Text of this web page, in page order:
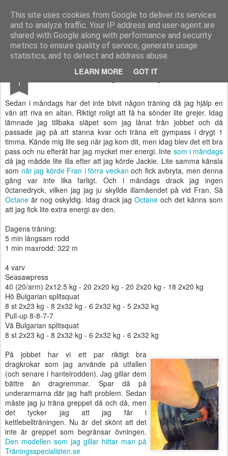
This site uses cookies from Google to deliver its services
and to analyze traffic. Your IP address and user-agent are
shared with Google along with performance and security
metrics to ensure quality of service, generate usage
statistics, and to detect and address abuse.
LEARN MORE GOT IT
Functional Fitness by Mattias - Träningsinspiration & träningsfilmer
Pages
1 Äntligen träning
Sedan i måndags har det inte blivit någon träning då jag hjälp en
vän att riva en altan. Riktigt roligt att få ha sönder lite grejer. Idag
lämnade jag tillbaka släpet som jag lånat från jobbet och då
passade jag på att stanna kvar och träna ett gympass i drygt 1
timma. Kände mig lite seg när jag kom dit, men idag blev det ett bra
pass och nu efteråt har jag mycket mer energi. Inte som i måndags
då jag mådde lite illa efter att jag körde Jackie. Lite samma känsla
som när jag körde Fran i förra veckan och fick avbryta, men denna
gång var inte lika farligt. Och i måndags drack jag ingen
0ctanedryck, vilken jag jag ju skyllde illamåendet på vid Fran. Så
Octane är nog oskyldig. Idag drack jagOctane och det känns som
att jag fick lite extra energi av den.
Dagens träning:
5 min långsam rodd
1 min maxrodd: 322 m
4 varv
Seasawpress
40 (20/arm) 2x12.5 kg - 20 2x20 kg - 20 2x20 kg - 18 2x20 kg
Hö Bulgarian splitsquat
8 st 2x23 kg - 8 2x32 kg - 6 2x32 kg - 5 2x32 kg
Pull-up 8-8-7-7
Vä Bulgarian splitsquat
8 st 2x23 kg - 8 2x32 kg - 6 2x32 kg - 6 2x32 kg
På jobbet har vi ett par riktigt bra
dragkrokar som jag använde på utfallen
(och senare i hantelrodden). Jag gillar dem
bättre än dragremmar. Spar då på
underarmarna där jag haft problem. Sedan
måste jag ju träna greppet då och då, men
det tycker jag att jag får i
kettlebellträningen. Nu är det skönt att det
inte är greppet som begränsar övningen.
Den modellen som jag gillar hittar man på
Träningsspecialisten.se